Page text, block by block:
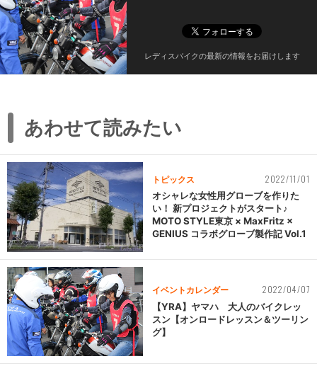
レディスバイクの最新の情報をお届けします
あわせて読みたい
トピックス 2022/11/01
オシャレな女性用グローブを作りた
い！ 新プロジェクトがスタート♪
MOTO STYLE東京 × MaxFritz ×
GENIUS コラボグローブ製作記 Vol.1
イベントカレンダー 2022/04/07
【YRA】ヤマハ 大人のバイクレッ
スン【オンロードレッスン＆ツーリン
グ】